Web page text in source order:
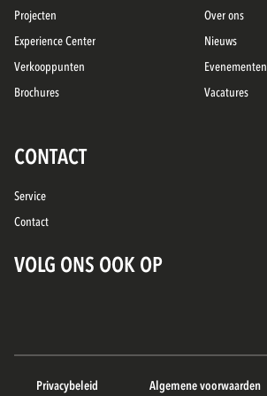
Projecten
Experience Center
Verkooppunten
Brochures
Over ons
Nieuws
Evenementen
Vacatures
CONTACT
Service
Contact
VOLG ONS OOK OP
Privacybeleid Algemene voorwaarden